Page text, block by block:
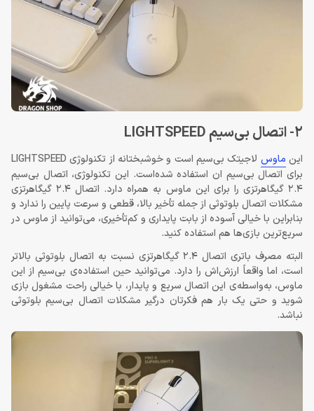
2- اتصال بی‌سیم LIGHTSPEED
این ماوس
لاجیتک بی‌سیم است و خوشبختانه از تکنولوژی LIGHTSPEED
برای اتصال بی‌سیم ان استفاده شده‌است. این تکنولوژی، اتصال بی‌سیم
2.4 گیگاهرتزی را برای این ماوس به همراه دارد. اتصال 2.4 گیگاهرتزی
مشکلات اتصال بلوتوثی از جمله تأخیر بالا، قطعی و سرعت پایین را ندارد و
بنابراین با خیالی آسوده از بابت پایداری و کم‌تأخیری، می‌توانید از ماوس در
سریع‌ترین بازی‌ها هم استفاده کنید.
البته مصرف باتری اتصال 2.4 گیگاهرتزی نسبت به اتصال بلوتوثی بالاتر
است، اما واقعاً ارزش‌اش را دارد. می‌توانید حین استفاده‌ی بی‌سیم از این
ماوس، به‌واسطه‌ی این اتصال سریع و پایدار، با خیالی راحت مشغول بازی
شوید و حتی یک بار هم فکرتان درگیر مشکلات اتصال بی‌سیم بلوتوثی
نباشد.